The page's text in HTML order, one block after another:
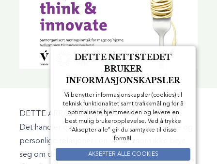
DETTE ARRANGEMENTET ER AVSLUTTET
Det handler om følelser og nærhet, om familie og
personlige relasjoner i en verden som ikke bryr
seg om deg og ditt personlige liv.
DETTE NETTSTEDET
BRUKER
INFORMASJONSKAPSLER
Vi benytter informasjonskapsler (cookies) til
teknisk funktionalitet samt trafikkmåling for å
optimalisere hjemmesiden og levere en
best mulig brukeropplevelse. Ved å trykke
”Aksepter alle” gir du samtykke til disse
formål.
AKSEPTER ALLE COOKIES